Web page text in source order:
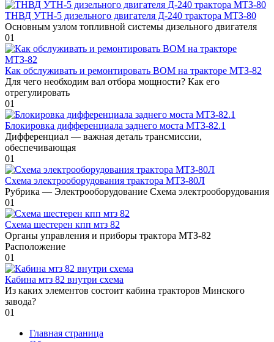
ТНВД УТН-5 дизельного двигателя Д-240 трактора МТЗ-80
Основным узлом топливной системы дизельного двигателя
01
Как обслуживать и ремонтировать ВОМ на тракторе МТЗ-82
Для чего необходим вал отбора мощности? Как его
отрегулировать
01
Блокировка дифференциала заднего моста МТЗ-82.1
Дифференциал — важная деталь трансмиссии,
обеспечивающая
01
Схема электрооборудования трактора МТЗ-80Л
Рубрика — Электрооборудование Схема электрооборудования
01
Схема шестерен кпп мтз 82
Органы управления и приборы трактора МТЗ-82
Расположение
01
Кабина мтз 82 внутри схема
Из каких элементов состоит кабина тракторов Минского
завода?
01
Главная страница